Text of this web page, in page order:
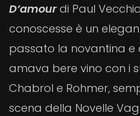
D’amourdi Paul
conoscesse è un
passato la novantina e
amava bere vino con i
Chabrol e Rohmer,
scena della Novelle